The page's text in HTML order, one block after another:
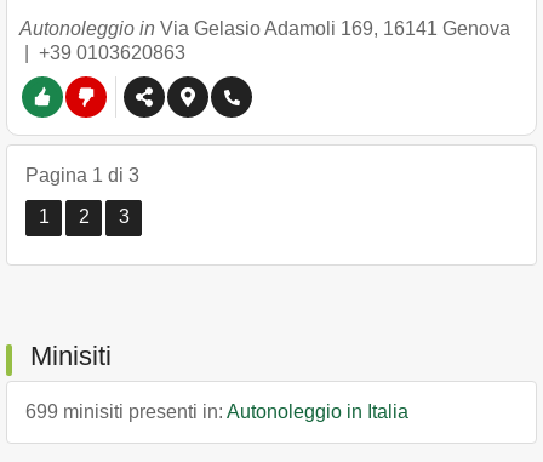
Autonoleggio in Via Gelasio Adamoli 169, 16141 Genova
+39 0103620863
Pagina 1 di 3
1
2 3
Minisiti
699 minisiti presenti in: Autonoleggio in Italia